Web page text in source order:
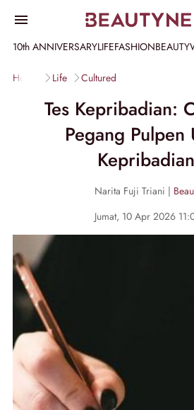
10th ANNIVERSARYLIFEFASHIONBEAUTY
Home Life Cultured
Tes Kepribadian:
Pegang Pulpen
Narita Fuji Triani |
Jumat, 10 Apr 2026